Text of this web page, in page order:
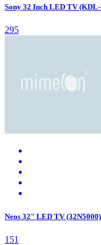
Sony 32 Inch LED TV
295
Neos 32" LED TV (32N5000)
151